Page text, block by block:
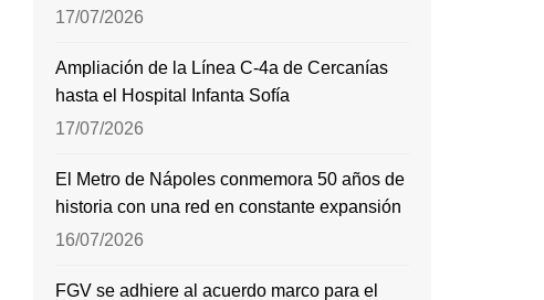
17/07/2026
Ampliación de la Línea C-4a de Cercanías
hasta el Hospital Infanta Sofía
17/07/2026
El Metro de Nápoles conmemora 50 años de
historia con una red en constante expansión
16/07/2026
FGV se adhiere al acuerdo marco para el